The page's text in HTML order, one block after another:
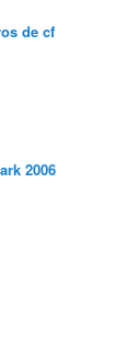
de cf
2006